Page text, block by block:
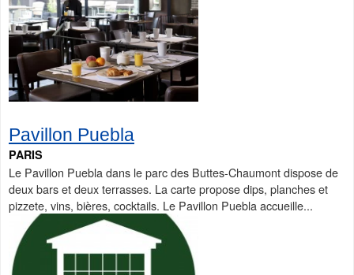
Pavillon Puebla
PARIS
Le Pavillon Puebla dans le parc des Buttes-Chaumont dispose de
deux bars et deux terrasses. La carte propose dips, planches et
pizzete, vins, bières, cocktails. Le Pavillon Puebla accueille...